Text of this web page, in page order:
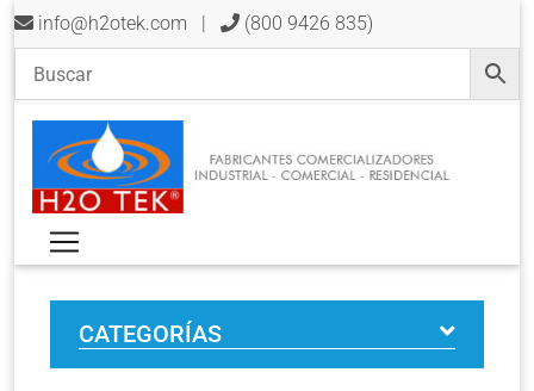
info@h2otek.com | (800 9426 835)
CATEGORÍAS